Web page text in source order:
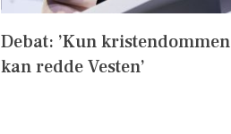
Debat: ’Kun kristendommen
kan redde Vesten’